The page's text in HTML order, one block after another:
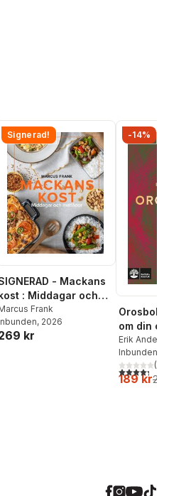
Signerad!
- Mackans
: Middagar och
Frank
, 2026
kr
-14%
Orosboken :
om din oro i
Erik Andersson
Wahlund
Inbunden
4,3utav 5(
189 kr219 kr